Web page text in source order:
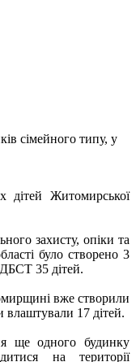
сімейного типу, у
дітей Житомирської
захисту, опіки та
було створено 3
35 дітей.
вже створили
влаштували 17 дітей.
ще одного будинку
на території